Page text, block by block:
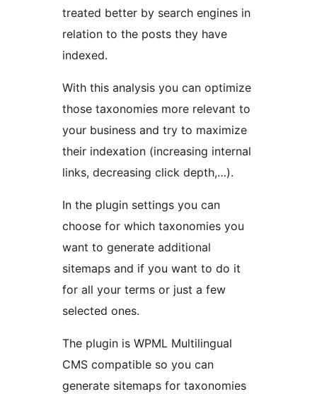
treated better by search engines in
relation to the posts they have
indexed.
With this analysis you can optimize
those taxonomies more relevant to
your business and try to maximize
their indexation (increasing internal
links, decreasing click depth,…).
In the plugin settings you can
choose for which taxonomies you
want to generate additional
sitemaps and if you want to do it
for all your terms or just a few
selected ones.
The plugin is WPML Multilingual
CMS compatible so you can
generate sitemaps for taxonomies